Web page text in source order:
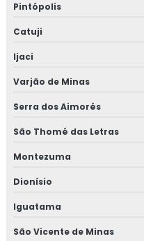
Pintópolis
Catuji
Ijaci
Varjão de Minas
Serra dos Aimorés
São Thomé das Letras
Montezuma
Dionísio
Iguatama
São Vicente de Minas